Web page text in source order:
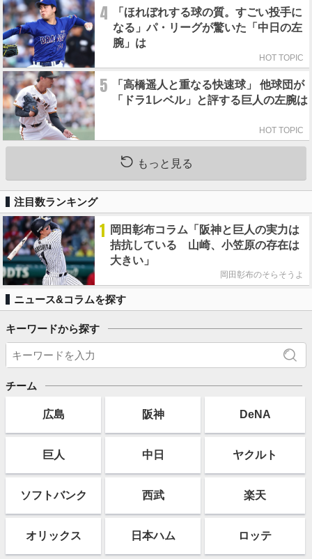
4
「ほれぼれする球の質。すごい投手に
なる」パ・リーグが驚いた「中日の左
腕」は
HOT TOPIC
5
「高橋遥人と重なる快速球」 他球団が
「ドラ1レベル」と評する巨人の左腕は
HOT TOPIC
もっと見る
注目数ランキング
1
岡田彰布コラム「阪神と巨人の実力は
拮抗している 山崎、小笠原の存在は
大きい」
岡田彰布のそらそうよ
ニュース&コラムを探す
キーワードから探す
チーム
広島 阪神 DeNA
巨人 中日 ヤクルト
ソフトバンク 西武 楽天
オリックス 日本ハム ロッテ